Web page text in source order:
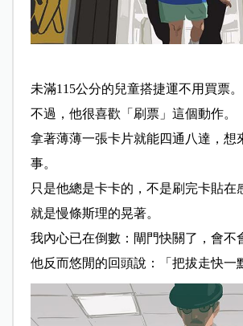
未滿115公分的兒童搭捷運不用買票。
不過，他很喜歡「刷票」這個動作。
拿著薄薄一張卡片就能四通八達，想
事。
只是他總是卡卡的，不是刷完卡貼在
就是慢條斯理的晃著。
我內心已在倒數：閘門快關了，會不
他反而悠閒的回頭說：「把拔走快一